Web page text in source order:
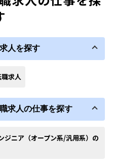
人を探す
求人
求人の仕事を探す
ジニア（オープン系/汎用系）の